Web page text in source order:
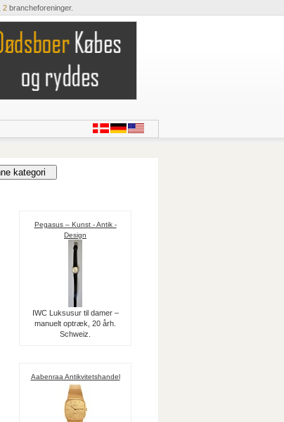
2brancheforeninger.
Pegasus – Kunst - Antik -
Design
IWC Luksusur til damer –
manuelt optræk, 20 årh.
Schweiz.
Aabenraa Antikvitetshandel